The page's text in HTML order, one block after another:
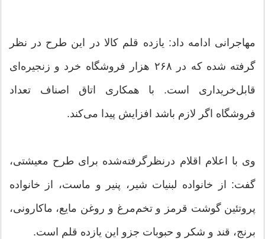
مهاجرانی ادامه داد: یازده قلم کالا در این طرح در نظر
گرفته شده که در ۲۶۸ هزار فروشگاه خرد و زنجیره‌ای
قابل‌خریداری است‌. با همکاری اتاق اصناف تعداد
فروشگاه اگر لازم باشد افزایش پیدا می‌کند.
وی با اعلام اقلام درنظرگرفته‌شده برای طرح معیشتی،
گفت: از خانواده لبنیات شیر، پنیر و ماست، از خانواده
پروتئین گوشت قرمز و تخم‌مرغ و روغن مایع، ماکارونی،
برنج، قند و شکر و حبوبات جزو این یازده قلم است.